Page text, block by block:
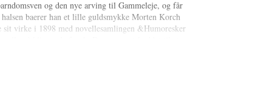
og den nye arving til Gammeleje, og får
baerer han et lille guldsmykke Morten Korch
virke i 1898 med novellesamlingen &Humoresker
på klingende fynsk. Det var startskuddet til et
elsket af generationer af laesere. Med romaner